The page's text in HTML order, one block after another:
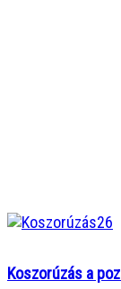
Koszorúzás a